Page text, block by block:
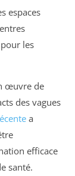
espaces
les
œuvre de
des vagues
a
efficace
santé.